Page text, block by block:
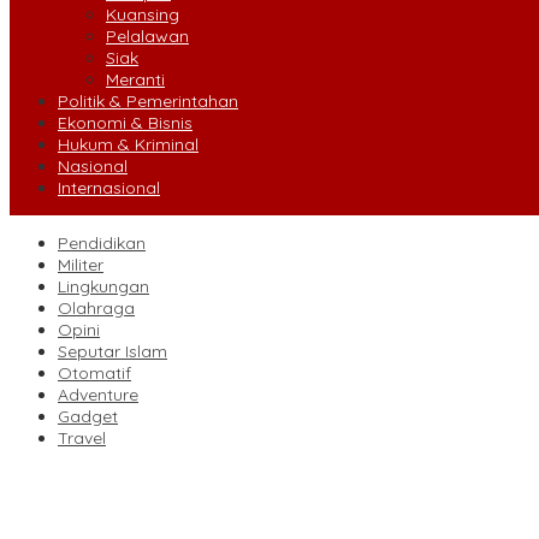
Kuansing
Pelalawan
Siak
Meranti
Politik & Pemerintahan
Ekonomi & Bisnis
Hukum & Kriminal
Nasional
Internasional
Pendidikan
Militer
Lingkungan
Olahraga
Opini
Seputar Islam
Otomatif
Adventure
Gadget
Travel